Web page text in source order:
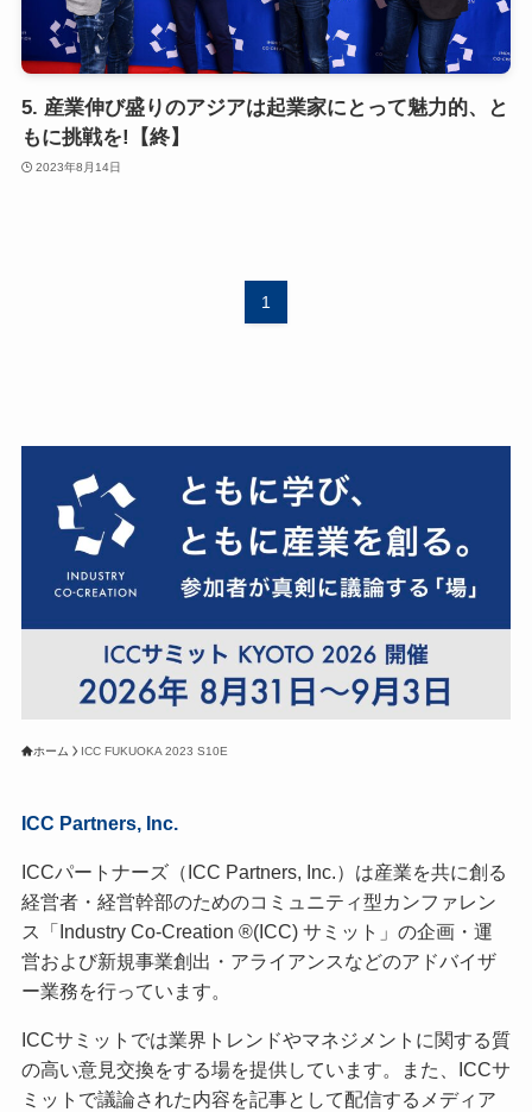
5. 産業伸び盛りのアジアは起業家にとって魅力的、と
もに挑戦を!【終】
2023年8月14日
1
ホーム ICC FUKUOKA 2023 S10E
ICC Partners, Inc.
ICCパートナーズ（ICC Partners, Inc.）は産業を共に創る
経営者・経営幹部のためのコミュニティ型カンファレン
ス「Industry Co-Creation ®(ICC) サミット」の企画・運
営および新規事業創出・アライアンスなどのアドバイザ
ー業務を行っています。
ICCサミットでは業界トレンドやマネジメントに関する質
の高い意見交換をする場を提供しています。また、ICCサ
ミットで議論された内容を記事として配信するメディア